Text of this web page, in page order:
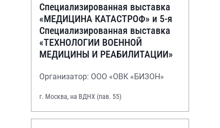
Специализированная выставка
«МЕДИЦИНА КАТАСТРОФ» и 5-я
Специализированная выставка
«ТЕХНОЛОГИИ ВОЕННОЙ
МЕДИЦИНЫ И РЕАБИЛИТАЦИИ»
Организатор: ООО «ОВК «БИЗОН»
г. Москва, на ВДНХ (пав. 55)